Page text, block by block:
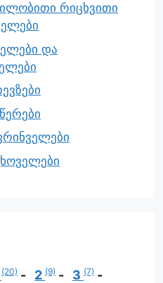
რიცხვითი
და
(20) 2 (9) 3 (7)